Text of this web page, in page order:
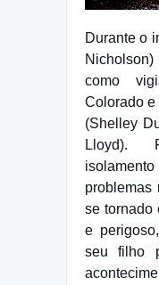
Durante o
como
Colorado e
(Shelley
Lloyd).
problemas
se tornado
e
seu filho